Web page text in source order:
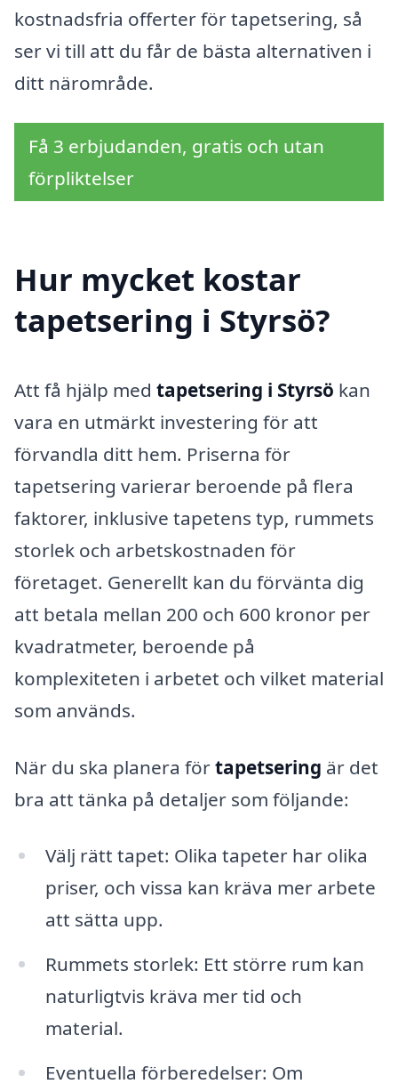
kostnadsfria offerter för tapetsering, så
ser vi till att du får de bästa alternativen i
ditt närområde.
Få 3 erbjudanden, gratis och utan
förpliktelser
Hur mycket kostar
tapetsering i Styrsö?
Att få hjälp med tapetsering i Styrsö kan
vara en utmärkt investering för att
förvandla ditt hem. Priserna för
tapetsering varierar beroende på flera
faktorer, inklusive tapetens typ, rummets
storlek och arbetskostnaden för
företaget. Generellt kan du förvänta dig
att betala mellan 200 och 600 kronor per
kvadratmeter, beroende på
komplexiteten i arbetet och vilket material
som används.
När du ska planera förtapetsering är det
bra att tänka på detaljer som följande:
Välj rätt tapet: Olika tapeter har olika
priser, och vissa kan kräva mer arbete
att sätta upp.
Rummets storlek: Ett större rum kan
naturligtvis kräva mer tid och
material.
Eventuella förberedelser: Om